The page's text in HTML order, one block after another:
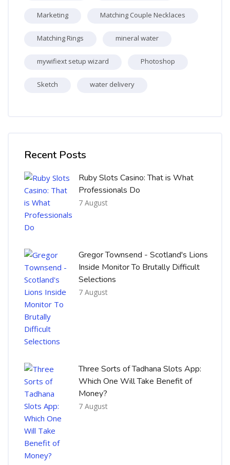
Marketing Matching Couple Necklaces
Matching Rings mineral water
mywifiext setup wizard Photoshop
Sketch water delivery
Recent Posts
Ruby Slots Casino: That is What
Professionals Do
7 August
Gregor Townsend - Scotland's Lions
Inside Monitor To Brutally Difficult
Selections
7 August
Three Sorts of Tadhana Slots App:
Which One Will Take Benefit of
Money?
7 August